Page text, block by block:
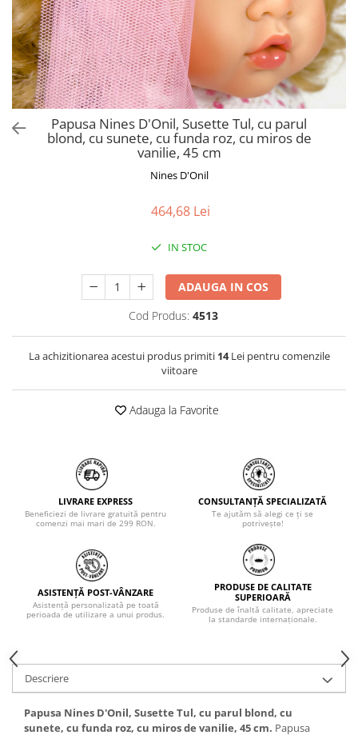
Consultanta Instalare
Jucarii de Sortare
Jucarii de tras
Jucarii din plus
Jucarii muzicale
Jucarii pentru baie
Jucarii Senzoriale
PAPUSI
Papusa Nines D'Onil, Susette Tul, cu parul
blond, cu sunete, cu funda roz, cu miros de
vanilie, 45 cm
Nines D'Onil
464,68 Lei
IN STOC
ADAUGA IN COS
Cod Produs: 4513
La achizitionarea acestui produs primiti 14Lei pentru comenzile
viitoare
Adauga la Favorite
LIVRARE EXPRESS
Beneficiezi de livrare gratuită pentru
comenzi mai mari de 299 RON.
CONSULTANȚĂ SPECIALIZATĂ
Te ajutăm să alegi ce ți se
potrivește!
ASISTENȚĂ POST-VÂNZARE
Asistență personalizată pe toată
perioada de utilizare a unui produs.
PRODUSE DE CALITATE
SUPERIOARĂ
Produse de înaltă calitate, apreciate
la standarde internaționale.
Descriere
Papusa Nines D'Onil, Susette Tul, cu parul blond, cu
sunete, cu funda roz, cu miros de vanilie, 45 cm. Papusa